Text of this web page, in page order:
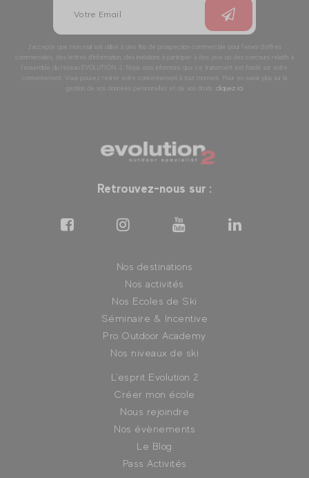
J’accepte que mon mail soit utilisé à des fins de prospection commerciale pour l’envoi d’offres
commerciales, des lettres d’information, des invitations à participer à des jeux ou des concours relatifs à
l’ensemble du réseau EVOLUTION 2. Nous vous informons que ce traitement est fondé sur votre
consentement. Vous pouvez retirer votre consentement à tout moment. Pour en savoir plus sur la
gestion de vos données personnelles et de vos droits : cliquez ici
Retrouvez-nous sur :
Nos destinations
Nos activités
Nos Ecoles de Ski
Séminaire & Incentive
Pro Outdoor Academy
Nos niveaux de ski
L'esprit Evolution 2
Créer mon école
Nous rejoindre
Nos évènements
Le Blog
Pass Activités